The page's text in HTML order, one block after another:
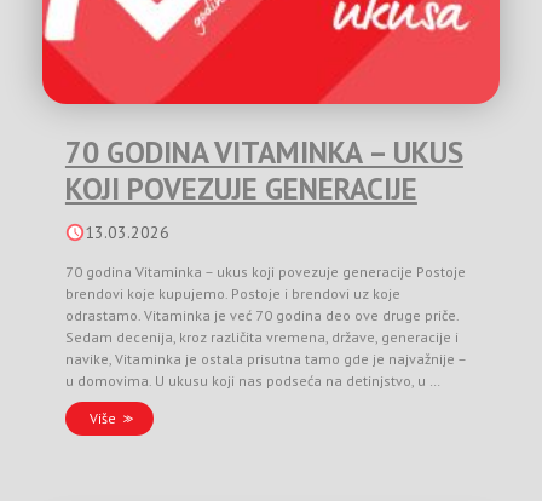
70 GODINA VITAMINKA – UKUS
KOJI POVEZUJE GENERACIJE
13.03.2026
70 godina Vitaminka – ukus koji povezuje generacije Postoje
brendovi koje kupujemo. Postoje i brendovi uz koje
odrastamo. Vitaminka je već 70 godina deo ove druge priče.
Sedam decenija, kroz različita vremena, države, generacije i
navike, Vitaminka je ostala prisutna tamo gde je najvažnije –
u domovima. U ukusu koji nas podseća na detinjstvo, u …
Više